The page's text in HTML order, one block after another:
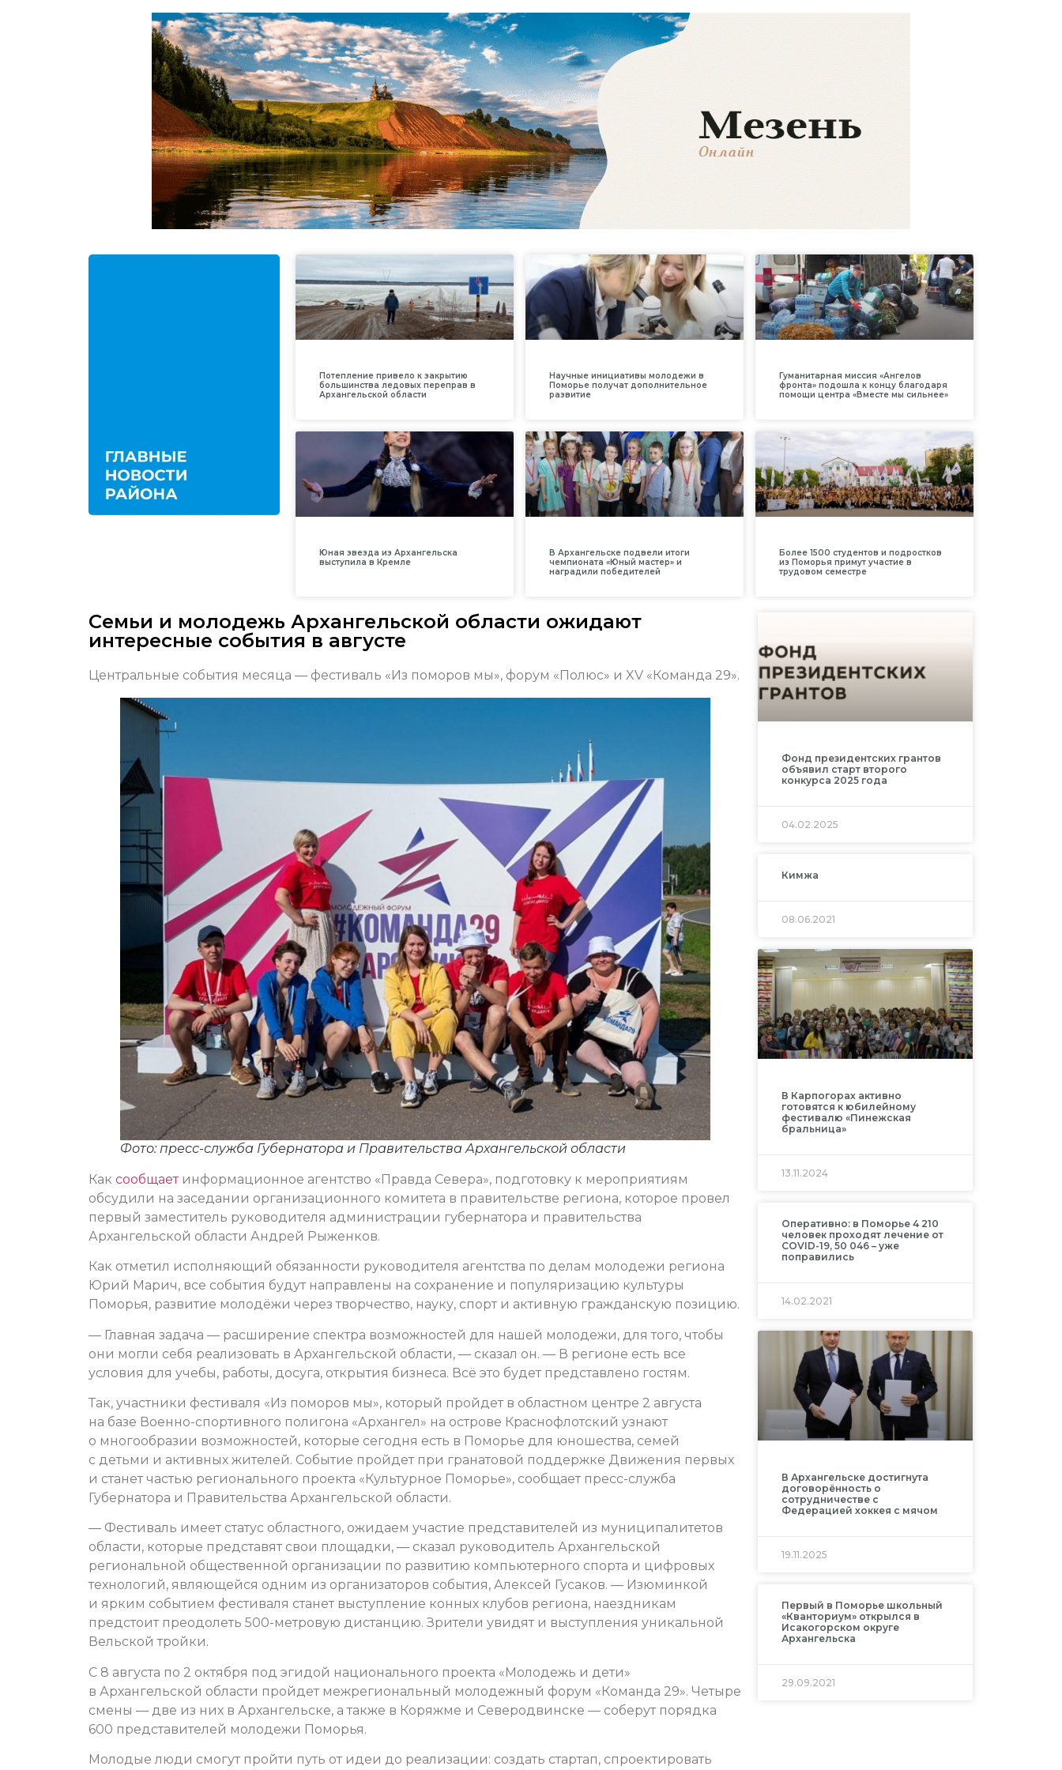
Потепление привело к закрытию
большинства ледовых переправ в
Архангельской области
Научные инициативы молодежи в
Поморье получат дополнительное
развитие
Гуманитарная миссия «Ангелов
фронта» подошла к концу благодаря
помощи центра «Вместе мы сильнее»
Юная звезда из Архангельска
выступила в Кремле
В Архангельске подвели итоги
чемпионата «Юный мастер» и
наградили победителей
Более 1500 студентов и подростков
из Поморья примут участие в
трудовом семестре
Семьи и молодежь Архангельской области ожидают
интересные события в августе
Центральные события месяца — фестиваль «Из поморов мы», форум «Полюс» и XV «Команда 29».
Фото: пресс-служба Губернатора и Правительства Архангельской области
Как сообщаетинформационное агентство «Правда Севера», подготовку к мероприятиям
обсудили на заседании организационного комитета в правительстве региона, которое провел
первый заместитель руководителя администрации губернатора и правительства
Архангельской области Андрей Рыженков.
Как отметил исполняющий обязанности руководителя агентства по делам молодежи региона
Юрий Марич, все события будут направлены на сохранение и популяризацию культуры
Поморья, развитие молодёжи через творчество, науку, спорт и активную гражданскую позицию.
— Главная задача — расширение спектра возможностей для нашей молодежи, для того, чтобы
они могли себя реализовать в Архангельской области, — сказал он. — В регионе есть все
условия для учебы, работы, досуга, открытия бизнеса. Всё это будет представлено гостям.
Так, участники фестиваля «Из поморов мы», который пройдет в областном центре 2 августа
на базе Военно-спортивного полигона «Архангел» на острове Краснофлотский узнают
о многообразии возможностей, которые сегодня есть в Поморье для юношества, семей
с детьми и активных жителей. Событие пройдет при гранатовой поддержке Движения первых
и станет частью регионального проекта «Культурное Поморье», сообщает пресс-служба
Губернатора и Правительства Архангельской области.
— Фестиваль имеет статус областного, ожидаем участие представителей из муниципалитетов
области, которые представят свои площадки, — сказал руководитель Архангельской
региональной общественной организации по развитию компьютерного спорта и цифровых
технологий, являющейся одним из организаторов события, Алексей Гусаков. — Изюминкой
и ярким событием фестиваля станет выступление конных клубов региона, наездникам
предстоит преодолеть 500-метровую дистанцию. Зрители увидят и выступления уникальной
Вельской тройки.
С 8 августа по 2 октября под эгидой национального проекта «Молодежь и дети»
в Архангельской области пройдет межрегиональный молодежный форум «Команда 29». Четыре
смены — две из них в Архангельске, а также в Коряжме и Северодвинске — соберут порядка
600 представителей молодежи Поморья.
Молодые люди смогут пройти путь от идеи до реализации: создать стартап, спроектировать
Фонд президентских грантов
объявил старт второго
конкурса 2025 года
04.02.2025
Кимжа
08.06.2021
В Карпогорах активно
готовятся к юбилейному
фестивалю «Пинежская
бральница»
13.11.2024
Оперативно: в Поморье 4 210
человек проходят лечение от
COVID-19, 50 046 – уже
поправились
14.02.2021
В Архангельске достигнута
договорённость о
сотрудничестве с
Федерацией хоккея с мячом
19.11.2025
Первый в Поморье школьный
«Кванториум» открылся в
Исакогорском округе
Архангельска
29.09.2021